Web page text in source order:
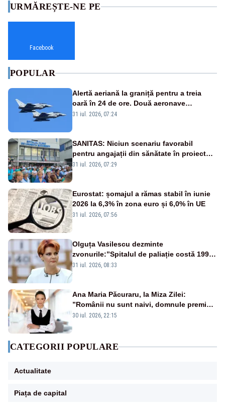
URMĂREȘTE-NE PE
Facebook
POPULAR
Alertă aeriană la graniță pentru a treia
oară în 24 de ore. Două aeronave
Eurofighter britanice au fost ridicate de la
31 iul. 2026, 07:24
SANITAS: Niciun scenariu favorabil
pentru angajații din sănătate în proiectul
Legii salarizării
31 iul. 2026, 07:29
Eurostat: șomajul a rămas stabil în iunie
2026 la 6,3% în zona euro și 6,0% în UE
31 iul. 2026, 07:56
Olguța Vasilescu dezminte
zvonurile:”Spitalul de paliație costă 199
de milioane de euro, nu 500 de milioane”
31 iul. 2026, 08:33
Ana Maria Păcuraru, la Miza Zilei:
”Românii nu sunt naivi, domnule premier
Bolojan”
30 iul. 2026, 22:15
CATEGORII POPULARE
Actualitate
Piața de capital